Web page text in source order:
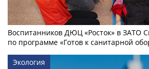
Воспитанников ДЮЦ «Росток» в ЗАТО
по программе «Готов к санитарной
Экология